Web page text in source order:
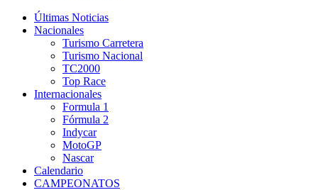
Últimas Noticias
Nacionales
Turismo Carretera
Turismo Nacional
TC2000
Top Race
Internacionales
Formula 1
Fórmula 2
Indycar
MotoGP
Nascar
Calendario
CAMPEONATOS